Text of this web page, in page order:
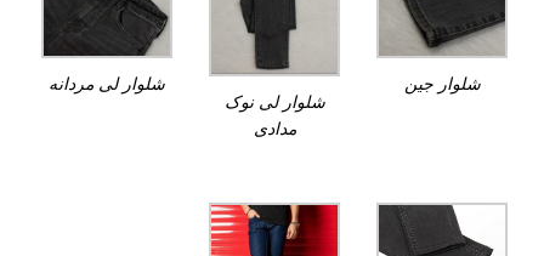
شلوار جین
شلوار لی نوک
مدادی
شلوار لی مردانه